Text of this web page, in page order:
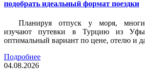
подобрать идеальный формат поездки
Планируя отпуск у моря,
изучают путевки в Турцию из
оптимальный вариант по цене, отелю и
Подробнее
04.08.2026